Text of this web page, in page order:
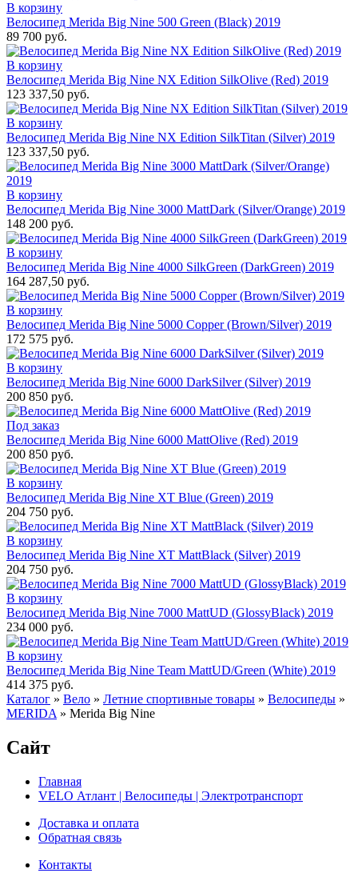
В корзину
Велосипед Merida Big Nine 500 Green (Black) 2019
89 700 руб.
В корзину
Велосипед Merida Big Nine NX Edition SilkOlive (Red) 2019
123 337,50 руб.
В корзину
Велосипед Merida Big Nine NX Edition SilkTitan (Silver) 2019
123 337,50 руб.
В корзину
Велосипед Merida Big Nine 3000 MattDark (Silver/Orange) 2019
148 200 руб.
В корзину
Велосипед Merida Big Nine 4000 SilkGreen (DarkGreen) 2019
164 287,50 руб.
В корзину
Велосипед Merida Big Nine 5000 Copper (Brown/Silver) 2019
172 575 руб.
В корзину
Велосипед Merida Big Nine 6000 DarkSilver (Silver) 2019
200 850 руб.
Под заказ
Велосипед Merida Big Nine 6000 MattOlive (Red) 2019
200 850 руб.
В корзину
Велосипед Merida Big Nine XT Blue (Green) 2019
204 750 руб.
В корзину
Велосипед Merida Big Nine XT MattBlack (Silver) 2019
204 750 руб.
В корзину
Велосипед Merida Big Nine 7000 MattUD (GlossyBlack) 2019
234 000 руб.
В корзину
Велосипед Merida Big Nine Team MattUD/Green (White) 2019
414 375 руб.
Каталог » Вело » Летние спортивные товары » Велосипеды »
MERIDA » Merida Big Nine
Сайт
Главная
VELO Атлант | Велосипеды | Электротранспорт
Доставка и оплата
Обратная связь
Контакты